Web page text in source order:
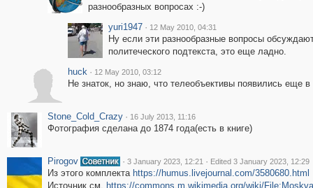
разнообразных вопросах :-)
yuri1947 · 12 May 2010, 04:31
Ну если эти разнообразные вопросы
политеческого подтекста, это еще ладно.
huck · 12 May 2010, 03:12
Не знаток, но знаю, что телеобъективы появились еще
Stone_Cold_Crazy · 16 July 2013, 11:16
Фотография сделана до 1874 года(есть в книге)
Pirogov · 3 January 2023, 12:21 · Edited 3 January 2023, 12:29
Из этого комплекта https://humus.livejournal.com/3580680.html
Источник см. https://commons.m.wikimedia.org/wiki/